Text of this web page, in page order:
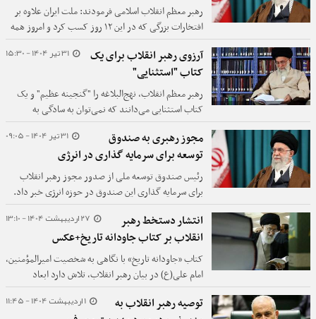
رهبر معظم انقلاب اسلامی فرمودند: ملت ایران علاوه بر
افتخارات بزرگی که در این ۱۲ روز کسب کرد و امروز همه
دنیا به آن اعتراف می‌کنند، توانست قدرت، استقامت،
عزم، و اراده و دست‌ِپُر خود را به دنیا نشان دهد به طوری
که همه قدرت جمهوری اسلامی را از نزدیک احساس
کردند.
31 تیر 1404 - 15:30
آرزوی رهبر انقلاب برای یک
کتاب "استثنایی"
رهبر معظم انقلاب، نهج‌البلاغه را "گنجینه عظیم" و یک
کتاب استثنایی می‌دانند که نمی‌توان به سادگی به
موجودی آن دسترسی پیدا کرد و فهمید.
31 تیر 1404 - 09:05
مجوز رهبری به صندوق
توسعه برای سرمایه گذاری در انرژی
رئیس صندوق توسعه ملی از صدور مجوز رهبر انقلاب
برای سرمایه گذاری این صندوق در حوزه انرژی خبر داد.
27 اردیبهشت 1404 - 13:10
انتشار دستخط رهبر
انقلاب بر کتاب جاودانه تاریخ+عکس
کتاب «جاودانه تاریخ» با نگاهی به شخصیت امیرالمؤمنین،
امام علی(ع) در بیان رهبر انقلاب، تلاش دارد ابعاد
مختلفی از زندگی و سیره ایشان را به نسل جدید معرفی
کند.
1 اردیبهشت 1404 - 11:45
توصیه رهبر انقلاب به